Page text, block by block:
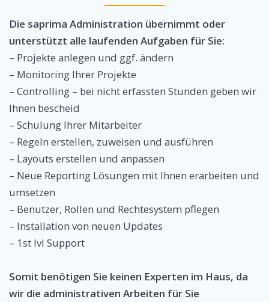
Die saprima Administration übernimmt oder
unterstützt alle laufenden Aufgaben für Sie:
– Projekte anlegen und ggf. ändern
– Monitoring Ihrer Projekte
– Controlling – bei nicht erfassten Stunden geben wir
Ihnen bescheid
– Schulung Ihrer Mitarbeiter
– Regeln erstellen, zuweisen und ausführen
– Layouts erstellen und anpassen
– Neue Reporting Lösungen mit Ihnen erarbeiten und
umsetzen
– Benutzer, Rollen und Rechtesystem pflegen
– Installation von neuen Updates
– 1st lvl Support
Somit benötigen Sie keinen Experten im Haus, da
wir die administrativen Arbeiten für Sie